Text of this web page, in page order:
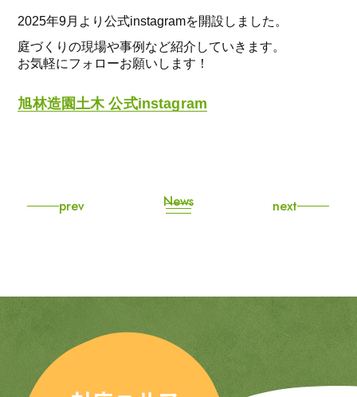
会社概要 お知らせ
お問い合わせ
2025年9月より公式instagramを開設しました。
庭づくりの現場や事例など紹介していきます。
お気軽にフォローお願いします！
旭林造園土木 公式instagram
prev News next